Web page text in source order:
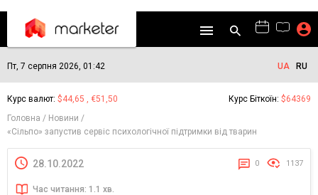
Пт, 7 серпня 2026, 01:42 UA RU
Курс валют: $44,65 , €51,50 Курс Біткоїн: $64369
Головна
Новини
«Сільпо» запустив сервіс психологічної підтримки від тварин
28.10.2022 0 1137
Час читання: 1.1 хв.